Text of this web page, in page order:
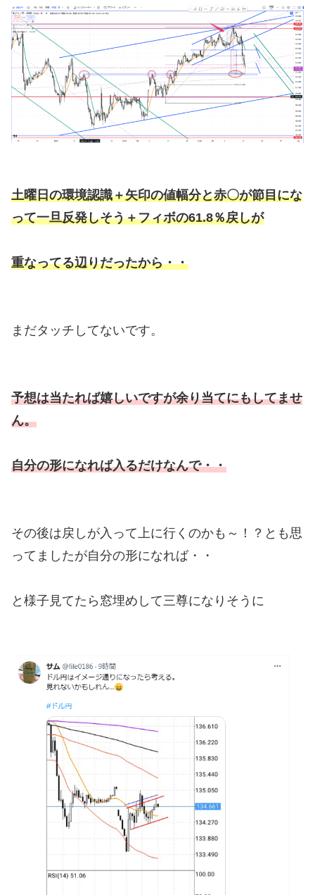
土曜日の環境認識＋矢印の値幅分と赤〇が節目にな
って一旦反発しそう＋フィボの61.8％戻しが
重なってる辺りだったから・・
まだタッチしてないです。
予想は当たれば嬉しいですが余り当てにもしてませ
ん。
自分の形になれば入るだけなんで・・
その後は戻しが入って上に行くのかも～！？とも思
ってましたが自分の形になれば・・
と様子見てたら窓埋めして三尊になりそうに